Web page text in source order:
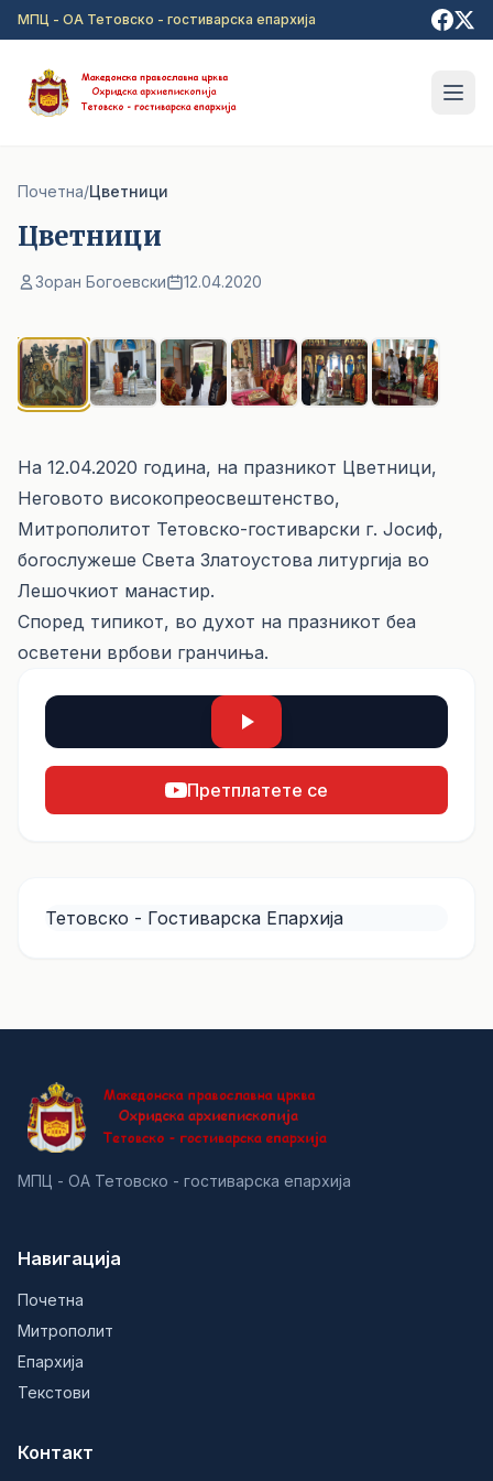
Прејди на главна содржина
МПЦ - ОА Тетовско - гостиварска епархија
Почетна/Цветници
Цветници
Зоран Богоевски 12.04.2020
На 12.04.2020 година, на празникот Цветници,
Неговото високопреосвештенство,
Митрополитот Тетовско-гостиварски г. Јосиф,
богослужеше Света Златоустова литургија во
Лешочкиот манастир.
Според типикот, во духот на празникот беа
осветени врбови гранчиња.
Претплатете се
Тетовско - Гостиварска Епархија
МПЦ - ОА Тетовско - гостиварска епархија
Навигација
Почетна
Митрополит
Епархија
Текстови
Контакт